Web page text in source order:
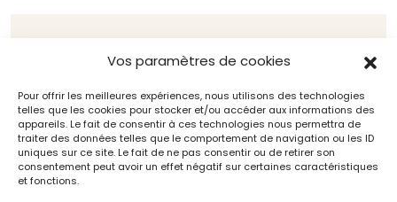
Vos paramètres de cookies
Pour offrir les meilleures expériences, nous utilisons des technologies
telles que les cookies pour stocker et/ou accéder aux informations des
appareils. Le fait de consentir à ces technologies nous permettra de
traiter des données telles que le comportement de navigation ou les ID
uniques sur ce site. Le fait de ne pas consentir ou de retirer son
consentement peut avoir un effet négatif sur certaines caractéristiques
et fonctions.
« Puisqu’il ne peut
désormais paraître à
la cour, c’est donc la
cour qui viendra à lui !
Une véritable armada